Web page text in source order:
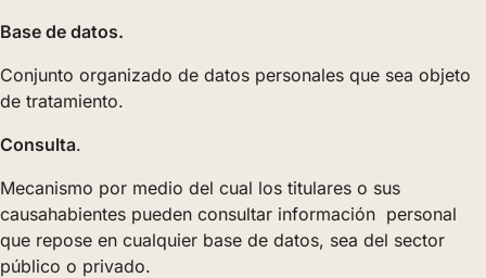
Base de datos.
Conjunto organizado de datos personales que sea objeto
de tratamiento.
Consulta.
Mecanismo por medio del cual los titulares o sus
causahabientes pueden consultar información personal
que repose en cualquier base de datos, sea del sector
público o privado.